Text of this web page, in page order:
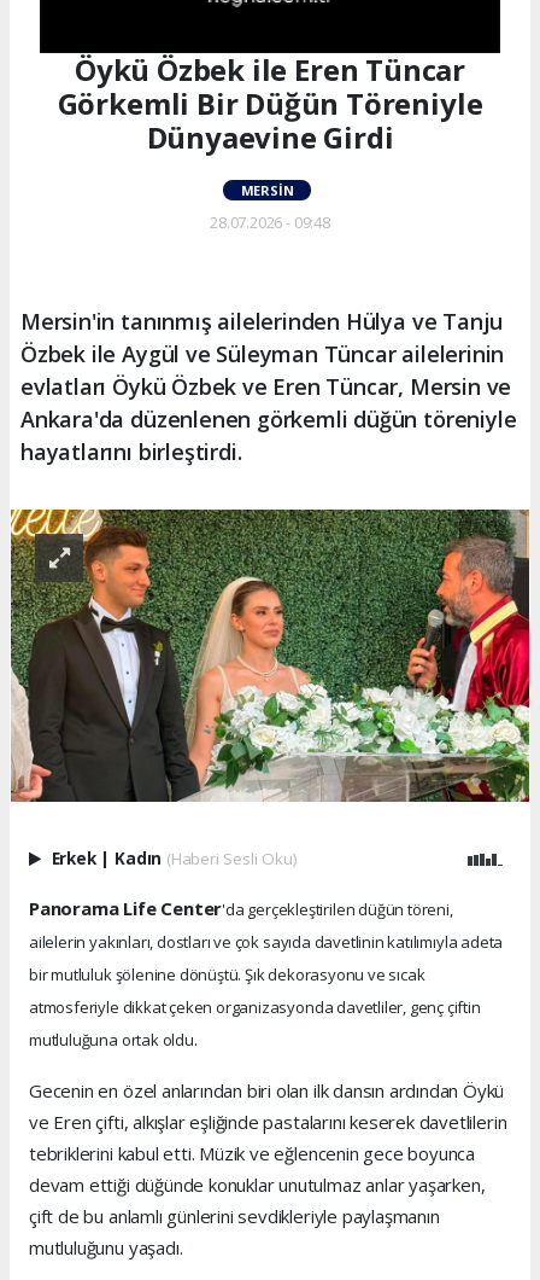
Öykü Özbek ile Eren Tüncar
Görkemli Bir Düğün Töreniyle
Dünyaevine Girdi
MERSIN
28.07.2026 - 09:48
Mersin'in tanınmış ailelerinden Hülya ve Tanju
Özbek ile Aygül ve Süleyman Tüncar ailelerinin
evlatları Öykü Özbek ve Eren Tüncar, Mersin ve
Ankara'da düzenlenen görkemli düğün töreniyle
hayatlarını birleştirdi.
Erkek | Kadın (Haberi Sesli Oku)
Panorama Life Center'da gerçekleştirilen düğün töreni,
ailelerin yakınları, dostları ve çok sayıda davetlinin katılımıyla adeta
bir mutluluk şölenine dönüştü. Şık dekorasyonu ve sıcak
atmosferiyle dikkat çeken organizasyonda davetliler, genç çiftin
mutluluğuna ortak oldu.
Gecenin en özel anlarından biri olan ilk dansın ardından Öykü
ve Eren çifti, alkışlar eşliğinde pastalarını keserek davetlilerin
tebriklerini kabul etti. Müzik ve eğlencenin gece boyunca
devam ettiği düğünde konuklar unutulmaz anlar yaşarken,
çift de bu anlamlı günlerini sevdikleriyle paylaşmanın
mutluluğunu yaşadı.